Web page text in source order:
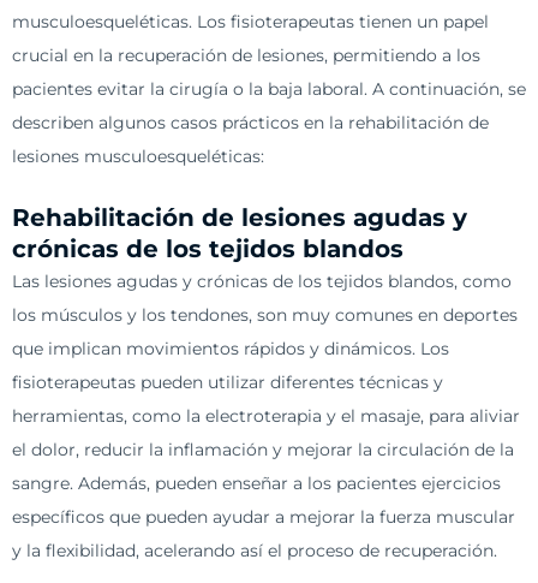
musculoesqueléticas. Los fisioterapeutas tienen un papel
crucial en la recuperación de lesiones, permitiendo a los
pacientes evitar la cirugía o la baja laboral. A continuación, se
describen algunos casos prácticos en la rehabilitación de
lesiones musculoesqueléticas:
Rehabilitación de lesiones agudas y
crónicas de los tejidos blandos
Las lesiones agudas y crónicas de los tejidos blandos, como
los músculos y los tendones, son muy comunes en deportes
que implican movimientos rápidos y dinámicos. Los
fisioterapeutas pueden utilizar diferentes técnicas y
herramientas, como la electroterapia y el masaje, para aliviar
el dolor, reducir la inflamación y mejorar la circulación de la
sangre. Además, pueden enseñar a los pacientes ejercicios
específicos que pueden ayudar a mejorar la fuerza muscular
y la flexibilidad, acelerando así el proceso de recuperación.